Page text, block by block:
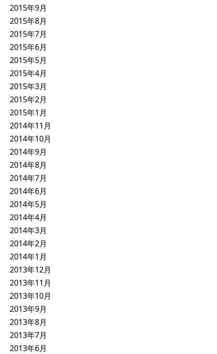
2015年9月
2015年8月
2015年7月
2015年6月
2015年5月
2015年4月
2015年3月
2015年2月
2015年1月
2014年11月
2014年10月
2014年9月
2014年8月
2014年7月
2014年6月
2014年5月
2014年4月
2014年3月
2014年2月
2014年1月
2013年12月
2013年11月
2013年10月
2013年9月
2013年8月
2013年7月
2013年6月